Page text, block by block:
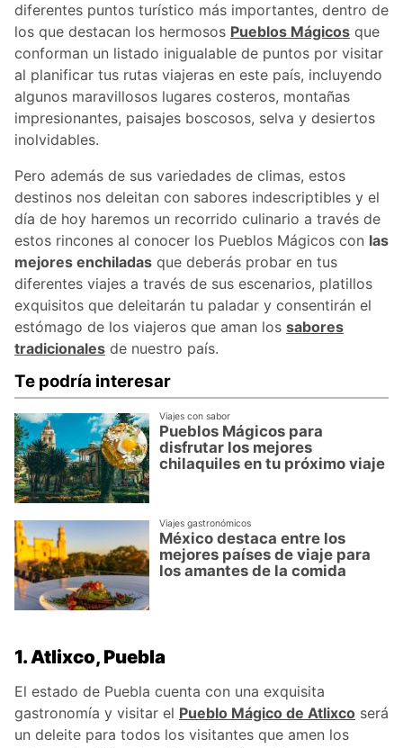
diferentes puntos turístico más importantes, dentro de
los que destacan los hermosos Pueblos Mágicos que
conforman un listado inigualable de puntos por visitar
al planificar tus rutas viajeras en este país, incluyendo
algunos maravillosos lugares costeros, montañas
impresionantes, paisajes boscosos, selva y desiertos
inolvidables.
Pero además de sus variedades de climas, estos
destinos nos deleitan con sabores indescriptibles y el
día de hoy haremos un recorrido culinario a través de
estos rincones al conocer los Pueblos Mágicos con las
mejores enchiladas que deberás probar en tus
diferentes viajes a través de sus escenarios, platillos
exquisitos que deleitarán tu paladar y consentirán el
estómago de los viajeros que aman los sabores
tradicionales de nuestro país.
Te podría interesar
Viajes con sabor
Pueblos Mágicos para
disfrutar los mejores
chilaquiles en tu próximo viaje
Viajes gastronómicos
México destaca entre los
mejores países de viaje para
los amantes de la comida
1. Atlixco, Puebla
El estado de Puebla cuenta con una exquisita
gastronomía y visitar el Pueblo Mágico de Atlixco será
un deleite para todos los visitantes que amen los